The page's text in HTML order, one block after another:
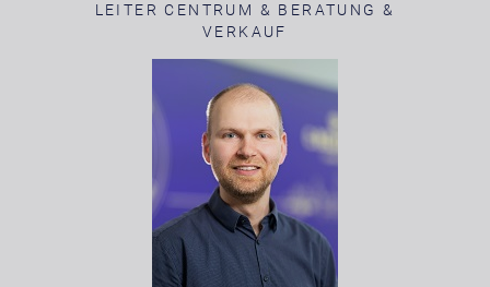
LEITER CENTRUM & BERATUNG &
VERKAUF